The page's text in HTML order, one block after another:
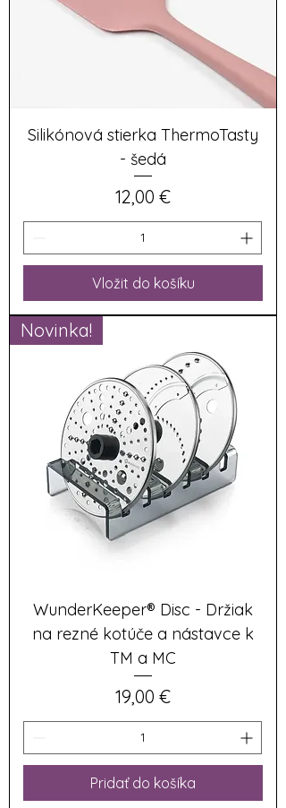
Silikónová stierka ThermoTasty
- šedá
Cena
12,00 €
Vložit do košíku
Novinka!
WunderKeeper® Disc - Držiak
na rezné kotúče a nástavce k
TM a MC
Cena
19,00 €
Pridať do košíka